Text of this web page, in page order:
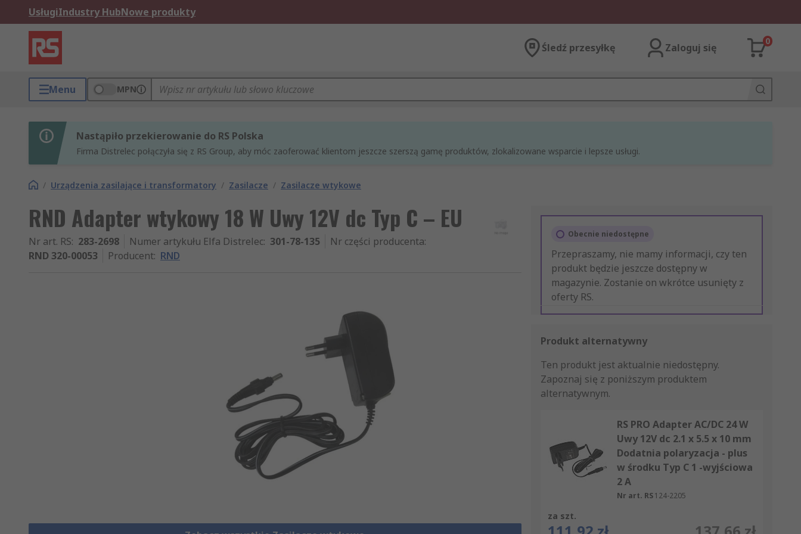
UsługiIndustry HubNowe produkty
Śledź przesyłkę Zaloguj się
0
Menu MPN
Nastąpiło przekierowanie do RS Polska
Firma Distrelec połączyła się z RS Group, aby móc zaoferować klientom jeszcze szerszą gamę produktów, zlokalizowane wsparcie i lepsze usługi.
/ Urządzenia zasilające i transformatory / Zasilacze / Zasilacze wtykowe
RND Adapter wtykowy 18 W Uwy 12V dc Typ C – EU
Nr art. RS: 283-2698 Numer artykułu Elfa Distrelec: 301-78-135 Nr części producenta:
RND 320-00053
Producent: RND
Obecnie niedostępne
Przepraszamy, nie mamy informacji, czy ten
produkt będzie jeszcze dostępny w
magazynie. Zostanie on wkrótce usunięty z
oferty RS.
Produkt alternatywny
Ten produkt jest aktualnie niedostępny.
Zapoznaj się z poniższym produktem
alternatywnym.
RS PRO Adapter AC/DC 24 W
Uwy 12V dc 2.1 x 5.5 x 10 mm
Dodatnia polaryzacja - plus
w środku Typ C 1 -wyjściowa
2 A
Nr art. RS124-2205
za szt.